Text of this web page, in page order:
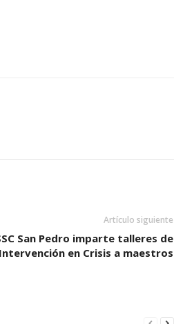
Artículo siguiente
San Pedro imparte talleres de
Intervención en Crisis a maestros